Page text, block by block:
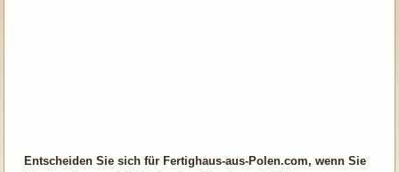
Entscheiden Sie sich für Fertighaus-aus-Polen.com, wenn Sie